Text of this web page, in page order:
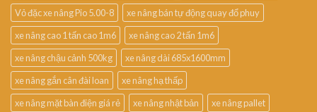
Vỏ đặc xe nâng Pio 5.00-8
xe nâng bán tự động quay đổ phuy
xe nâng cao 1 tấn cao 1m6
xe nâng cao 2 tấn 1m6
xe nâng chậu cảnh 500kg
xe nâng dài 685x1600mm
xe nâng gắn cân đài loan
xe nâng hạ thấp
xe nâng mặt bàn điện giá rẻ
xe nâng nhật bản
xe nâng pallet